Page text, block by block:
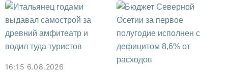
16:15 6.08.2026